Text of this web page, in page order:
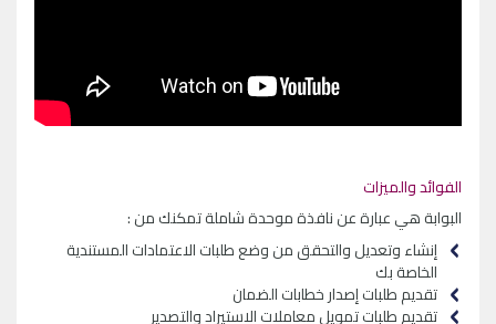
الفوائد والميزات
البوابة هي عبارة عن نافذة موحدة شاملة تمكنك من :
إنشاء وتعديل والتحقق من وضع طلبات الاعتمادات المستندية
الخاصة بك
تقديم طلبات إصدار خطابات الضمان
تقديم طلبات تمويل معاملات الاستيراد والتصدير